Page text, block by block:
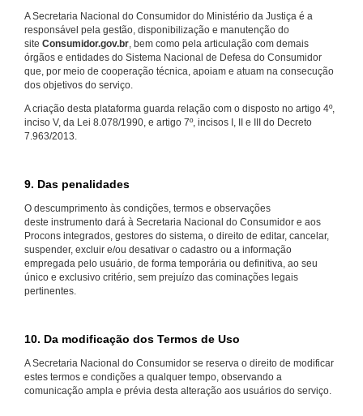
A Secretaria Nacional do Consumidor do Ministério da Justiça é a
responsável pela gestão, disponibilização e manutenção do
site Consumidor.gov.br, bem como pela articulação com demais
órgãos e entidades do Sistema Nacional de Defesa do Consumidor
que, por meio de cooperação técnica, apoiam e atuam na consecução
dos objetivos do serviço.
A criação desta plataforma guarda relação com o disposto no artigo 4º,
inciso V, da Lei 8.078/1990, e artigo 7º, incisos I, II e III do Decreto
7.963/2013.
9. Das penalidades
O descumprimento às condições, termos e observações
deste instrumento dará à Secretaria Nacional do Consumidor e aos
Procons integrados, gestores do sistema, o direito de editar, cancelar,
suspender, excluir e/ou desativar o cadastro ou a informação
empregada pelo usuário, de forma temporária ou definitiva, ao seu
único e exclusivo critério, sem prejuízo das cominações legais
pertinentes.
10. Da modificação dos Termos de Uso
A Secretaria Nacional do Consumidor se reserva o direito de modificar
estes termos e condições a qualquer tempo, observando a
comunicação ampla e prévia desta alteração aos usuários do serviço.